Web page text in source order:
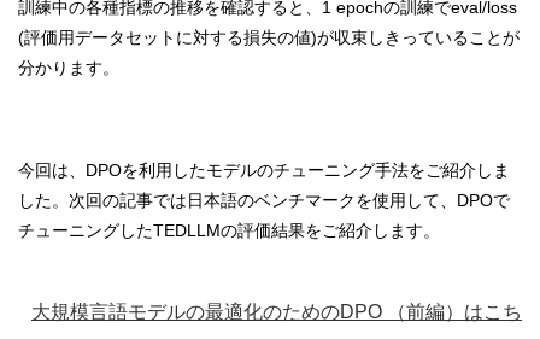
訓練中の各種指標の推移を確認すると、1 epochの訓練でeval/loss
(評価用データセットに対する損失の値)が収束しきっていることが
分かります。
今回は、DPOを利用したモデルのチューニング手法をご紹介しま
した。次回の記事では日本語のベンチマークを使用して、DPOで
チューニングしたTEDLLMの評価結果をご紹介します。
大規模言語モデルの最適化のためのDPO （前編）はこち